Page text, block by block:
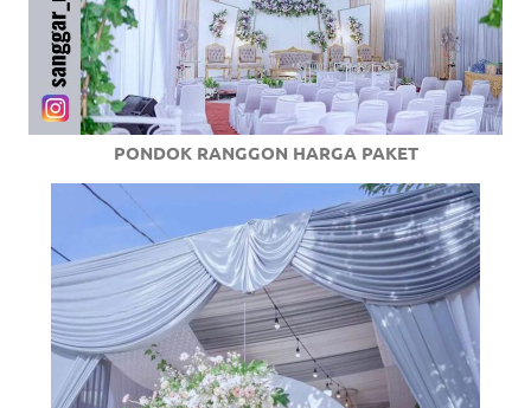
PONDOK RANGGON HARGA PAKET